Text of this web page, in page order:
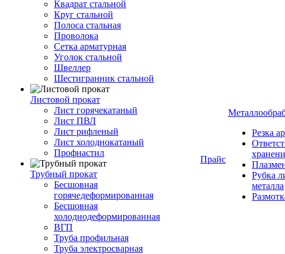
Квадрат стальной
Круг стальной
Полоса стальная
Проволока
Сетка арматурная
Уголок стальной
Швеллер
Шестигранник стальной
Листовой прокат
Лист горячекатаный
Лист ПВЛ
Лист рифленый
Лист холоднокатаный
Профнастил
Трубный прокат
Бесшовная
горячедеформированная
Бесшовная
холоднодеформированная
ВГП
Труба профильная
Труба электросварная
Прайс
Резка
Рубка
металла